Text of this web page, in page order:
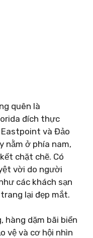
quên là
đích thực
Eastpoint và Đảo
nằm ở phía nam,
chặt chẽ. Có
vời do người
các khách sạn
lại đẹp mắt.
hàng dặm bãi biển
vệ và cơ hội nhìn